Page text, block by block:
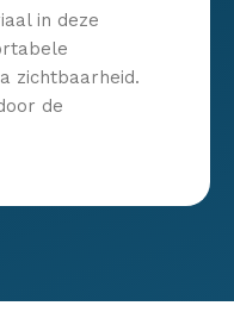
in deze
zichtbaarheid.
de